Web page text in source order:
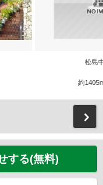
松島
約
する(無料)